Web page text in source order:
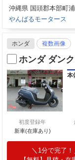
沖縄県 国頭郡本部町
やんばるモータース
ホンダ 複数画像
ホンダ ダンク
本
初度登録年
新車(在庫あり)
1分で完了！